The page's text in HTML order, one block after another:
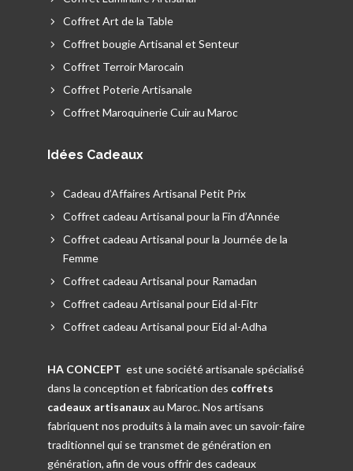
Coffret Art de la Table
Coffret bougie Artisanal et Senteur
Coffret Terroir Marocain
Coffret Poterie Artisanale
Coffret Maroquinerie Cuir au Maroc
Idées Cadeaux
Cadeau d’Affaires Artisanal Petit Prix
Coffret cadeau Artisanal pour la Fin d’Année
Coffret cadeau Artisanal pour la Journée de la
Femme
Coffret cadeau Artisanal pour Ramadan
Coffret cadeau Artisanal pour Eid al-Fitr
Coffret cadeau Artisanal pour Eid al-Adha
HA CONCEPT est une société artisanale spécialisé
dans la conception et fabrication des coffrets
cadeaux artisanaux au Maroc. Nos artisans
fabriquent nos produits à la main avec un savoir-faire
traditionnel qui se transmet de génération en
génération, afin de vous offrir des cadeaux